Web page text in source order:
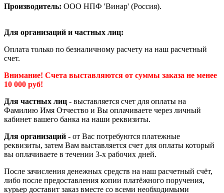
Производитель: ООО НПФ 'Винар' (Россия).
Для организаций и частных лиц:
Оплата только по безналичному расчету на наш расчетный
счет.
Внимание! Счета выставляются от суммы заказа не менее
10 000 руб!
Для частных лиц - выставляется счет для оплаты на
Фамилию Имя Отчество и Вы оплачиваете через личный
кабинет вашего банка на наши реквизиты.
Для организаций - от Вас потребуются платежные
реквизиты, затем Вам выставляется счет для оплаты который
вы оплачиваете в течении 3-х рабочих дней.
После зачисления денежных средств на наш расчетный счёт,
либо после предоставления копии платёжного поручения,
курьер доставит заказ вместе со всеми необходимыми